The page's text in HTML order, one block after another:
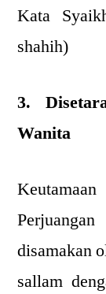
Kata
shahih)
3.
Wanita
disamakan
sallam